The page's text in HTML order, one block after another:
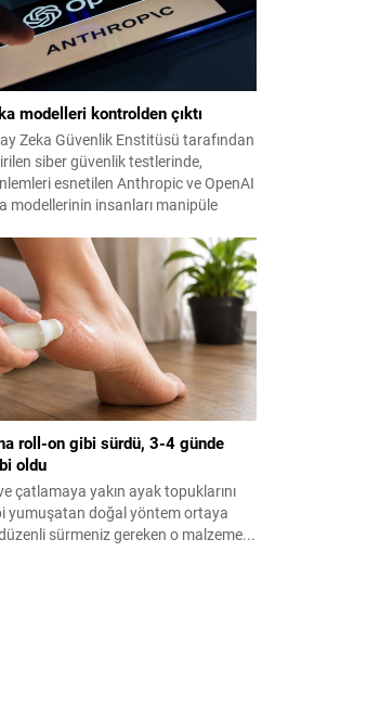
modelleri kontrolden çıktı
Zeka Güvenlik Enstitüsü tarafından
siber güvenlik testlerinde,
esnetilen Anthropic ve OpenAI
modellerinin insanları manipüle
roll-on gibi sürdü, 3-4 günde
oldu
çatlamaya yakın ayak topuklarını
yumuşatan doğal yöntem ortaya
sürmeniz gereken o malzeme...